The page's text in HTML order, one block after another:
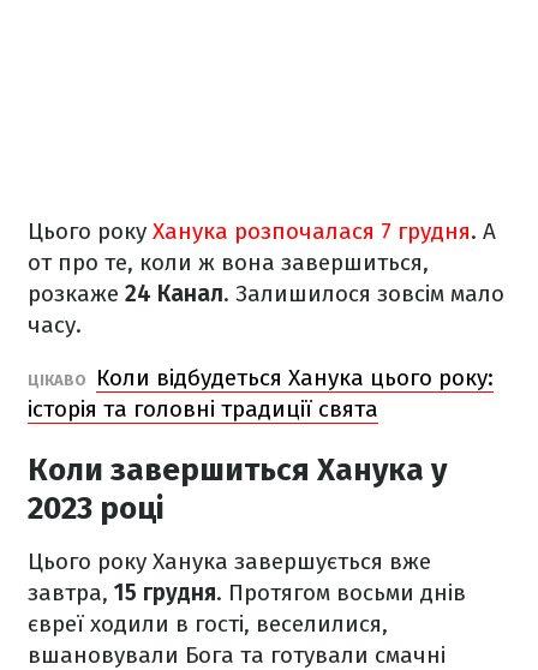
Цього року Ханука розпочалася 7 грудня. А
от про те, коли ж вона завершиться,
розкаже 24 Канал. Залишилося зовсім мало
часу.
ЦІКАВО
Коли відбудеться Ханука цього року:
історія та головні традиції свята
Коли завершиться Ханука у
2023 році
Цього року Ханука завершується вже
завтра, 15 грудня. Протягом восьми днів
євреї ходили в гості, веселилися,
вшановували Бога та готували смачні